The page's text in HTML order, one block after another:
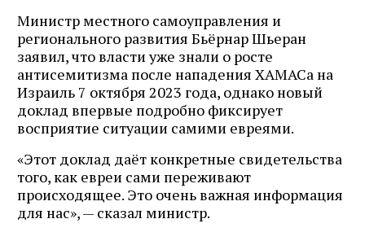
Министр местного самоуправления и
регионального развития Бьёрнар Шьеран
заявил, что власти уже знали о росте
антисемитизма после нападения ХАМАСа на
Израиль 7 октября 2023 года, однако новый
доклад впервые подробно фиксирует
восприятие ситуации самими евреями.
«Этот доклад даёт конкретные свидетельства
того, как евреи сами переживают
происходящее. Это очень важная информация
для нас», — сказал министр.